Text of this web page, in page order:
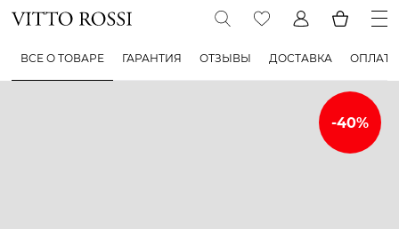
ВСЕ О ТОВАРЕ ГАРАНТИЯ ОТЗЫВЫ ДОСТАВКА ОПЛАТА